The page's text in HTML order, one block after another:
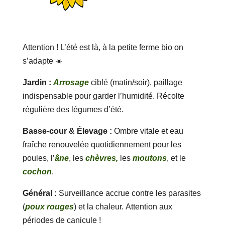
Attention ! L’été est là, à la petite ferme bio on
s’adapte ☀️
Jardin : Arrosageciblé (matin/soir), paillage
indispensable pour garder l’humidité. Récolte
régulière des légumes d’été.
Basse-cour & Élevage : Ombre vitale et eau
fraîche renouvelée quotidiennement pour les
poules, l’âne, les chèvres, les moutons, et le
cochon.
Général : Surveillance accrue contre les parasites
(poux rouges) et la chaleur. Attention aux
périodes de canicule !